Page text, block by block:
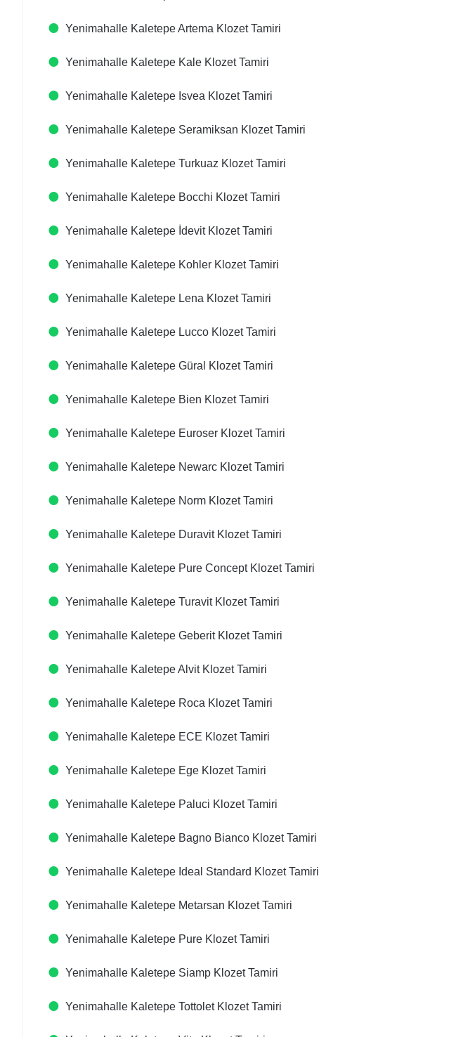
Yenimahalle Kaletepe Artema Klozet Tamiri
Yenimahalle Kaletepe Kale Klozet Tamiri
Yenimahalle Kaletepe Isvea Klozet Tamiri
Yenimahalle Kaletepe Seramiksan Klozet Tamiri
Yenimahalle Kaletepe Turkuaz Klozet Tamiri
Yenimahalle Kaletepe Bocchi Klozet Tamiri
Yenimahalle Kaletepe İdevit Klozet Tamiri
Yenimahalle Kaletepe Kohler Klozet Tamiri
Yenimahalle Kaletepe Lena Klozet Tamiri
Yenimahalle Kaletepe Lucco Klozet Tamiri
Yenimahalle Kaletepe Güral Klozet Tamiri
Yenimahalle Kaletepe Bien Klozet Tamiri
Yenimahalle Kaletepe Euroser Klozet Tamiri
Yenimahalle Kaletepe Newarc Klozet Tamiri
Yenimahalle Kaletepe Norm Klozet Tamiri
Yenimahalle Kaletepe Duravit Klozet Tamiri
Yenimahalle Kaletepe Pure Concept Klozet Tamiri
Yenimahalle Kaletepe Turavit Klozet Tamiri
Yenimahalle Kaletepe Geberit Klozet Tamiri
Yenimahalle Kaletepe Alvit Klozet Tamiri
Yenimahalle Kaletepe Roca Klozet Tamiri
Yenimahalle Kaletepe ECE Klozet Tamiri
Yenimahalle Kaletepe Ege Klozet Tamiri
Yenimahalle Kaletepe Paluci Klozet Tamiri
Yenimahalle Kaletepe Bagno Bianco Klozet Tamiri
Yenimahalle Kaletepe Ideal Standard Klozet Tamiri
Yenimahalle Kaletepe Metarsan Klozet Tamiri
Yenimahalle Kaletepe Pure Klozet Tamiri
Yenimahalle Kaletepe Siamp Klozet Tamiri
Yenimahalle Kaletepe Tottolet Klozet Tamiri